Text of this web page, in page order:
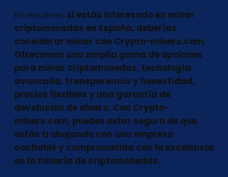
En resumen, si estás interesado en minar
criptomonedas en España, deberías
considerar minar con Crypto-miners.com.
Ofrecemos una amplia gama de opciones
para minar criptomonedas, tecnología
avanzada, transparencia y honestidad,
precios flexibles y una garantía de
devolución de dinero. Con Crypto-
miners.com, puedes estar seguro de que
estás trabajando con una empresa
confiable y comprometida con la excelencia
en la minería de criptomonedas.